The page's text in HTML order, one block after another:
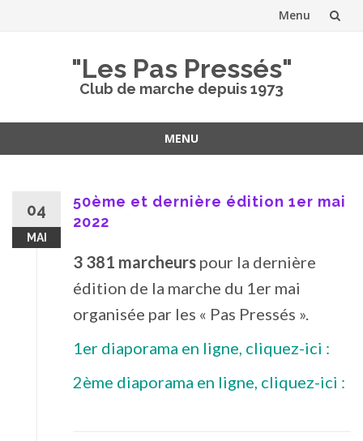
Menu
"Les Pas Pressés"
Club de marche depuis 1973
MENU
04
MAI
50ème et dernière édition 1er mai
2022
3 381 marcheurs pour la dernière
édition de la marche du 1er mai
organisée par les « Pas Pressés ».
1er diaporama en ligne, cliquez-ici :
2ème diaporama en ligne, cliquez-ici :